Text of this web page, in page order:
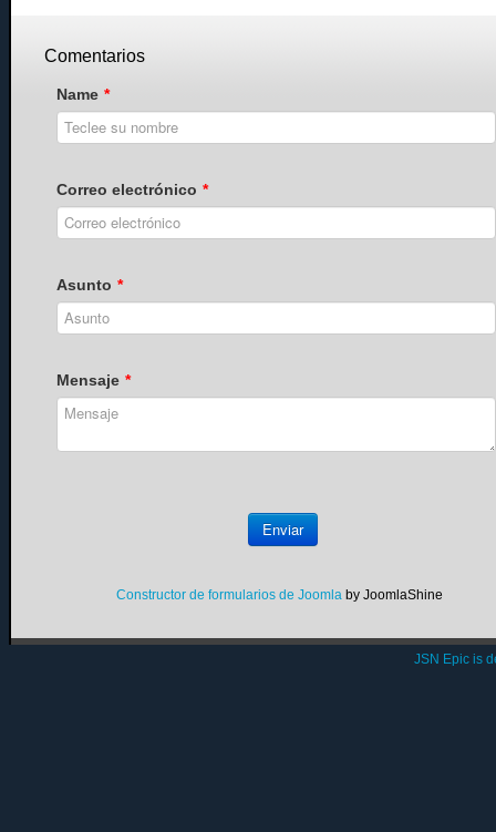
Comentarios
Name *
Correo electrónico *
Asunto *
Mensaje *
Enviar
Constructor de formularios de Joomla by JoomlaShine
JSN Epic is